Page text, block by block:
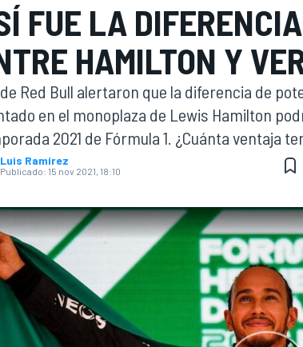
FÓRMULA E
FUE LA
HAMILTON Y
Red Bull alertaron que la diferencia de
en el monoplaza de Lewis Hamilton
2021 de Fórmula 1. ¿Cuánta ventaja
Luis Ramírez
Publicado: 15 nov 2021, 18:10